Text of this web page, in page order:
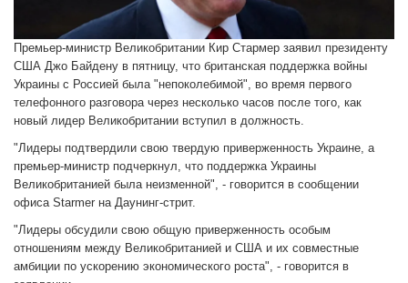
Премьер-министр Великобритании Кир Стармер заявил президенту
США Джо Байдену в пятницу, что британская поддержка войны
Украины с Россией была "непоколебимой", во время первого
телефонного разговора через несколько часов после того, как
новый лидер Великобритании вступил в должность.
"Лидеры подтвердили свою твердую приверженность Украине, а
премьер-министр подчеркнул, что поддержка Украины
Великобританией была неизменной", - говорится в сообщении
офиса Starmer на Даунинг-стрит.
"Лидеры обсудили свою общую приверженность особым
отношениям между Великобританией и США и их совместные
амбиции по ускорению экономического роста", - говорится в